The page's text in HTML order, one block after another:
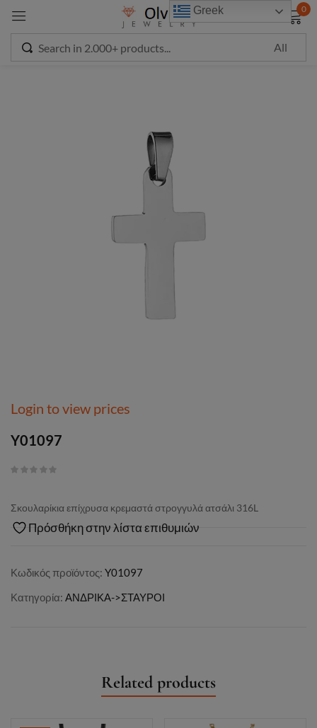
0
Login to view prices
Y01097
Σκουλαρίκια επίχρυσα κρεμαστά στρογγυλά ατσάλι 316L
Πρόσθήκη στην λίστα επιθυμιών
Κωδικός προϊόντος: Y01097
Κατηγορία: ΑΝΔΡΙΚΑ->ΣΤΑΥΡΟΙ
Related products
Greek
Sign in
modal-check